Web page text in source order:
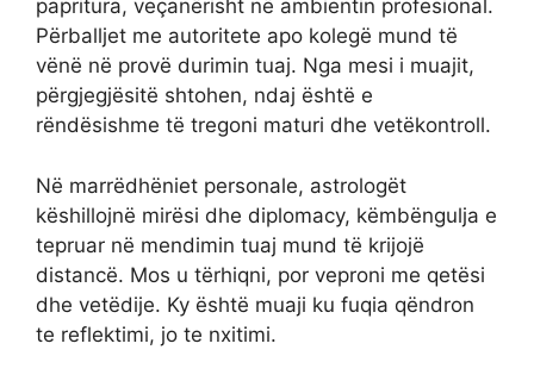
papritura, veçanërisht në ambientin profesional.
Përballjet me autoritete apo kolegë mund të
vënë në provë durimin tuaj. Nga mesi i muajit,
përgjegjësitë shtohen, ndaj është e
rëndësishme të tregoni maturi dhe vetëkontroll.
Në marrëdhëniet personale, astrologët
këshillojnë mirësi dhe diplomacy, këmbëngulja e
tepruar në mendimin tuaj mund të krijojë
distancë. Mos u tërhiqni, por veproni me qetësi
dhe vetëdije. Ky është muaji ku fuqia qëndron
te reflektimi, jo te nxitimi.